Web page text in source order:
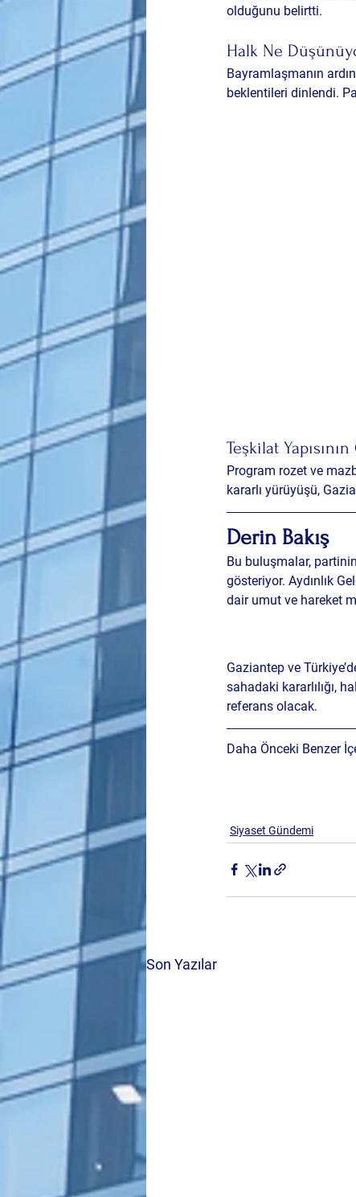
olduğunu belirtti.
Halk Ne
Bayramlaşmanın
beklentileri dinlendi.
Teşkilat
Program rozet ve
kararlı yürüyüşü,
Derin Bakış
Bu buluşmalar,
gösteriyor. Aydınlık
dair umut ve hareket
Gaziantep ve
sahadaki kararlılığı,
referans olacak.
Daha Önceki Benzer
Siyaset Gündemi
Son Yazılar